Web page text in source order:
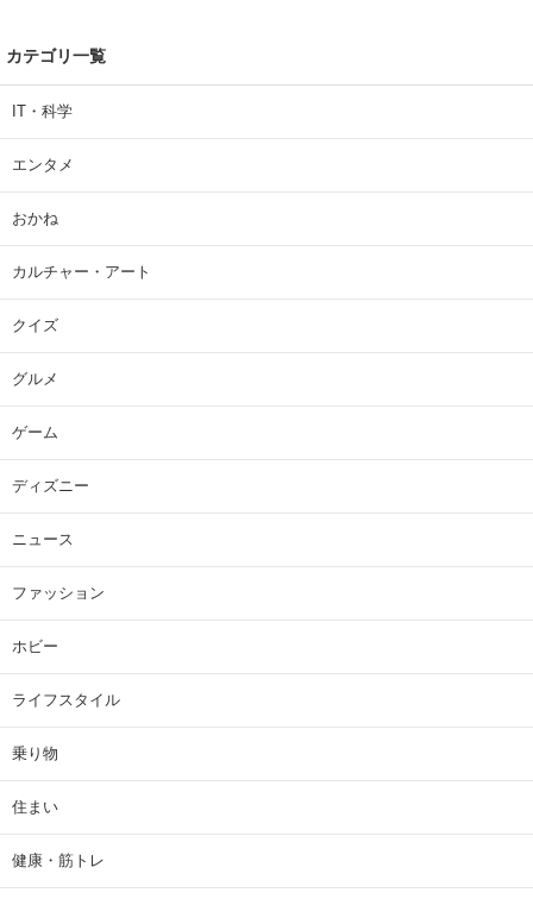
カテゴリ一覧
IT・科学
エンタメ
おかね
カルチャー・アート
クイズ
グルメ
ゲーム
ディズニー
ニュース
ファッション
ホビー
ライフスタイル
乗り物
住まい
健康・筋トレ